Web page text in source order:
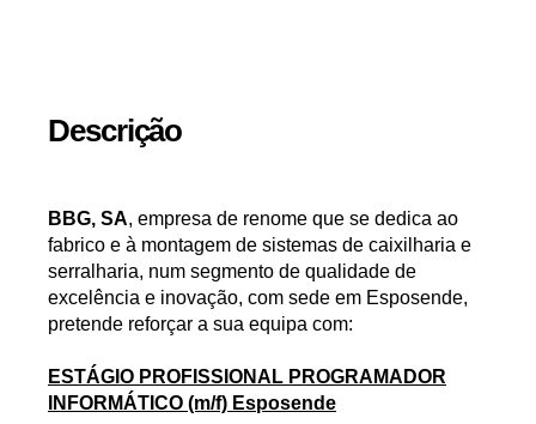
Descrição
BBG, SA, empresa de renome que se dedica ao
fabrico e à montagem de sistemas de caixilharia e
serralharia, num segmento de qualidade de
excelência e inovação, com sede em Esposende,
pretende reforçar a sua equipa com:
ESTÁGIO PROFISSIONAL PROGRAMADOR
INFORMÁTICO (m/f) Esposende